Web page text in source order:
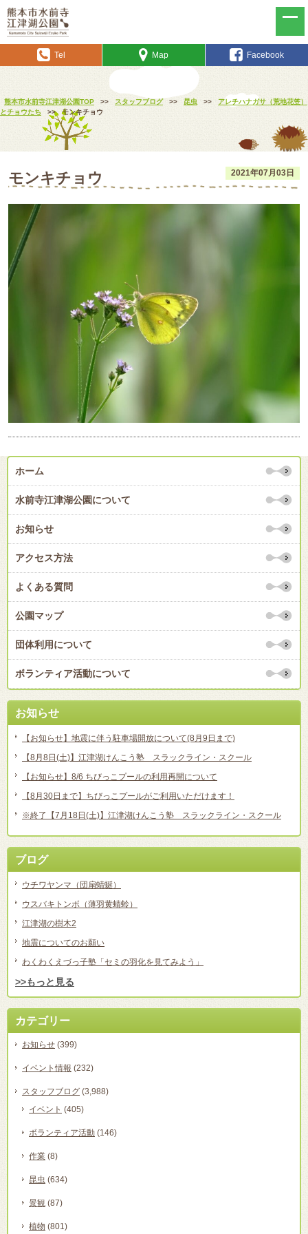
Tel Map Facebook
熊本市水前寺江津湖公園TOP >> スタッフブログ >> 昆虫 >>
アレチハナガサ（荒地花笠）
とチョウたち
>> モンキチョウ
2021年07月03日
モンキチョウ
ホーム
水前寺江津湖公園について
お知らせ
アクセス方法
よくある質問
公園マップ
団体利用について
ボランティア活動について
お知らせ
【お知らせ】地震に伴う駐車場開放について(8月9日まで)
【8月8日(土)】江津湖けんこう塾 スラックライン・スクール
【お知らせ】8/6 ちびっこプールの利用再開について
【8月30日まで】ちびっこプールがご利用いただけます！
※終了【7月18日(土)】江津湖けんこう塾 スラックライン・スクール
ブログ
ウチワヤンマ（団扇蜻蜒）
ウスバキトンボ（薄羽黄蜻蛉）
江津湖の樹木2
地震についてのお願い
わくわくえづっ子塾「セミの羽化を見てみよう」
>>もっと見る
カテゴリー
お知らせ (399)
イベント情報 (232)
スタッフブログ (3,988)
イベント (405)
ボランティア活動 (146)
作業 (8)
昆虫 (634)
景観 (87)
植物 (801)